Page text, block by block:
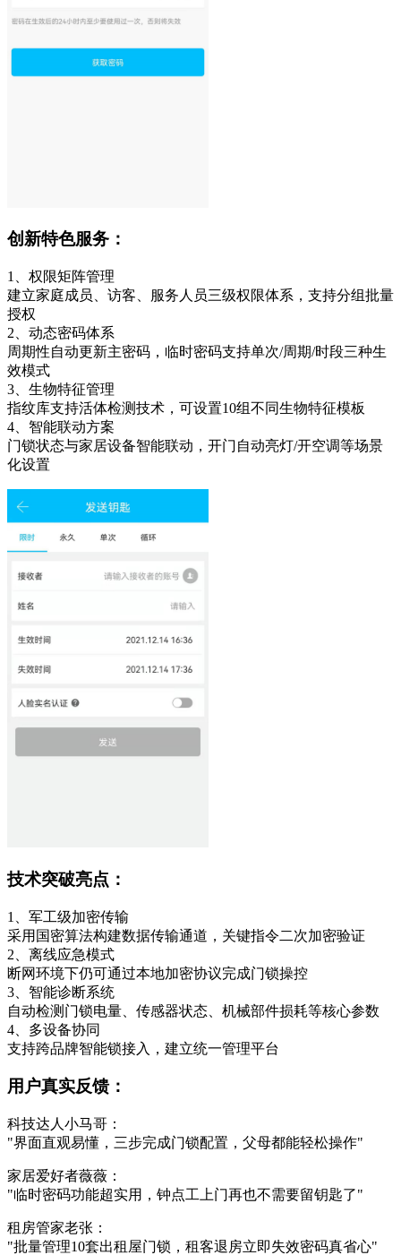
创新特色服务：
1、权限矩阵管理
建立家庭成员、访客、服务人员三级权限体系，支持分组批量
授权
2、动态密码体系
周期性自动更新主密码，临时密码支持单次/周期/时段三种生
效模式
3、生物特征管理
指纹库支持活体检测技术，可设置10组不同生物特征模板
4、智能联动方案
门锁状态与家居设备智能联动，开门自动亮灯/开空调等场景
化设置
技术突破亮点：
1、军工级加密传输
采用国密算法构建数据传输通道，关键指令二次加密验证
2、离线应急模式
断网环境下仍可通过本地加密协议完成门锁操控
3、智能诊断系统
自动检测门锁电量、传感器状态、机械部件损耗等核心参数
4、多设备协同
支持跨品牌智能锁接入，建立统一管理平台
用户真实反馈：
科技达人小马哥：
"界面直观易懂，三步完成门锁配置，父母都能轻松操作"
家居爱好者薇薇：
"临时密码功能超实用，钟点工上门再也不需要留钥匙了"
租房管家老张：
"批量管理10套出租屋门锁，租客退房立即失效密码真省心"